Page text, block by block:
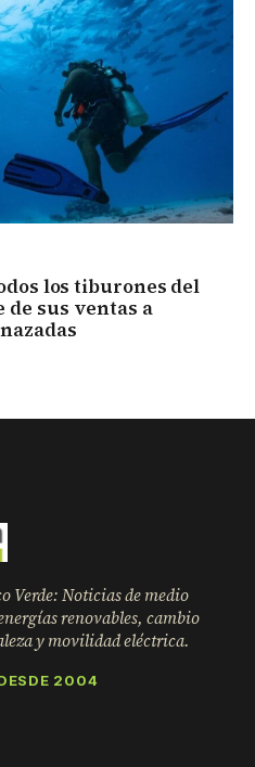
los tiburones del
sus ventas a
Verde: Noticias de medio
renovables, cambio
y movilidad eléctrica.
2004